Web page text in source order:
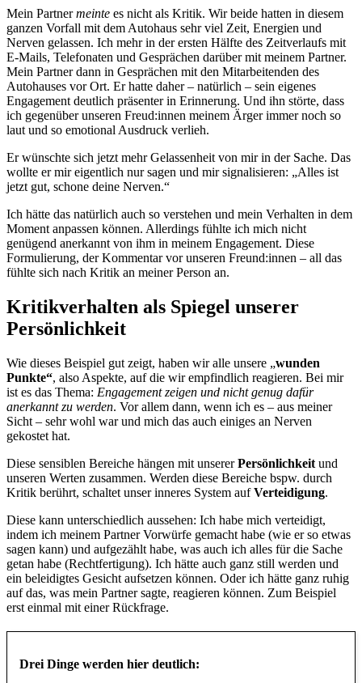
Mein Partnermeinte es nicht als Kritik. Wir beide hatten in diesem
ganzen Vorfall mit dem Autohaus sehr viel Zeit, Energien und
Nerven gelassen. Ich mehr in der ersten Hälfte des Zeitverlaufs mit
E-Mails, Telefonaten und Gesprächen darüber mit meinem Partner.
Mein Partner dann in Gesprächen mit den Mitarbeitenden des
Autohauses vor Ort. Er hatte daher – natürlich – sein eigenes
Engagement deutlich präsenter in Erinnerung. Und ihn störte, dass
ich gegenüber unseren Freud:innen meinem Ärger immer noch so
laut und so emotional Ausdruck verlieh.
Er wünschte sich jetzt mehr Gelassenheit von mir in der Sache. Das
wollte er mir eigentlich nur sagen und mir signalisieren: „Alles ist
jetzt gut, schone deine Nerven.“
Ich hätte das natürlich auch so verstehen und mein Verhalten in dem
Moment anpassen können. Allerdings fühlte ich mich nicht
genügend anerkannt von ihm in meinem Engagement. Diese
Formulierung, der Kommentar vor unseren Freund:innen – all das
fühlte sich nach Kritik an meiner Person an.
Kritikverhalten als Spiegel unserer
Persönlichkeit
Wie dieses Beispiel gut zeigt, haben wir alle unsere „wunden
Punkte“, also Aspekte, auf die wir empfindlich reagieren. Bei mir
ist es das Thema: Engagement zeigen und nicht genug dafür
anerkannt zu werden. Vor allem dann, wenn ich es – aus meiner
Sicht – sehr wohl war und mich das auch einiges an Nerven
gekostet hat.
Diese sensiblen Bereiche hängen mit unsererPersönlichkeit und
unseren Werten zusammen. Werden diese Bereiche bspw. durch
Kritik berührt, schaltet unser inneres System aufVerteidigung.
Diese kann unterschiedlich aussehen: Ich habe mich verteidigt,
indem ich meinem Partner Vorwürfe gemacht habe (wie er so etwas
sagen kann) und aufgezählt habe, was auch ich alles für die Sache
getan habe (Rechtfertigung). Ich hätte auch ganz still werden und
ein beleidigtes Gesicht aufsetzen können. Oder ich hätte ganz ruhig
auf das, was mein Partner sagte, reagieren können. Zum Beispiel
erst einmal mit einer Rückfrage.
Drei Dinge werden hier deutlich: